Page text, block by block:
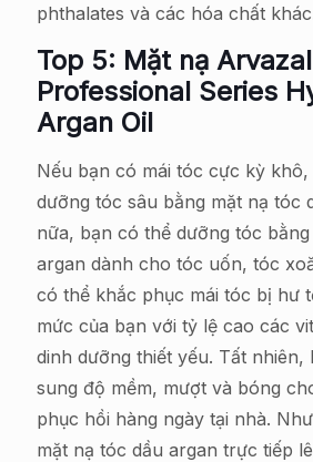
phthalates và các hóa chất
Top 5: Mặt nạ
Professional Series
Argan Oil
Nếu bạn có mái tóc cực kỳ
dưỡng tóc sâu bằng mặt nạ tóc
nữa, bạn có thể dưỡng tóc
argan dành cho tóc uốn, tóc
có thể khắc phục mái tóc bị hư
mức của bạn với tỷ lệ cao các
dinh dưỡng thiết yếu. Tất nhiên,
sung độ mềm, mượt và bóng
phục hồi hàng ngày tại nhà.
mặt nạ tóc dầu argan trực tiếp